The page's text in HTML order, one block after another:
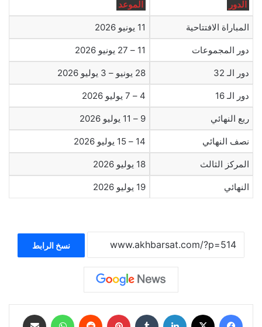
الدور الموعد
المباراة الافتتاحية 11 يونيو 2026
دور المجموعات 11 – 27 يونيو 2026
دور الـ 32 28 يونيو – 3 يوليو 2026
دور الـ 16 4 – 7 يوليو 2026
ربع النهائي 9 – 11 يوليو 2026
نصف النهائي 14 – 15 يوليو 2026
المركز الثالث 18 يوليو 2026
النهائي 19 يوليو 2026
نسخ الرابط
فيسبوك لينكدإن بينتيريست واتساب